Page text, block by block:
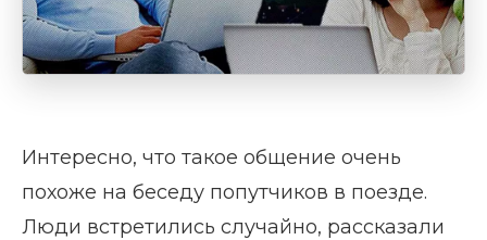
Интересно, что такое общение очень
похоже на беседу попутчиков в поезде.
Люди встретились случайно, рассказали